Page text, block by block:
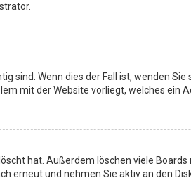
sind. Wenn dies der Fall ist, wenden
mit der Website vorliegt, welches ein
hat. Außerdem löschen viele
erneut und nehmen Sie aktiv an den